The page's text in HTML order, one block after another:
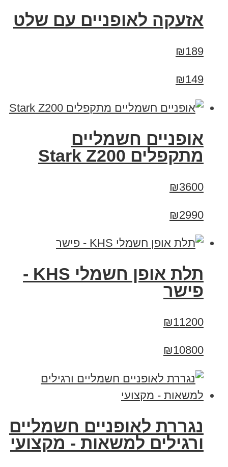
אזעקה לאופניים עם שלט
₪189
₪149
‏אופניים חשמליים
‏מתקפלים Stark Z200
₪3600
₪2990
תלת אופן חשמלי KHS -
פישר
₪11200
₪10800
נגררת לאופניים חשמליים
ורגילים למשאות - מקצועי